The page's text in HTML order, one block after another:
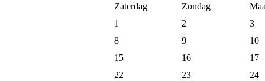
Zaterdag Zondag
1
2
3
8
9
10
15
16
17
22
23
24